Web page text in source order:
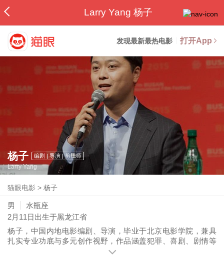
Larry Yang 杨子
发现最新最热电影 打开App
杨子 编剧 | 导演 | 剪辑师
Larry Yang
猫眼电影 >杨子
男
水瓶座
2月11日 出生于黑龙江省
杨子，中国内地电影编剧、导演，毕业于北京电影学院，兼具
扎实专业功底与多元创作视野，作品涵盖犯罪、喜剧、剧情等
多类型。 代表作《捕风追影》由其编剧执导，入选第30届釜山